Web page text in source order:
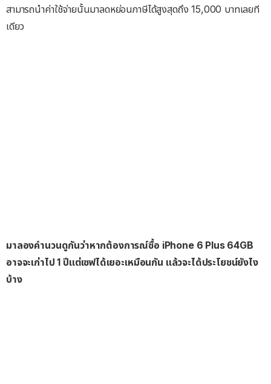
สามารถนำค่าใช้จ่ายนั้นมาลดหย่อนภาษีได้สูงสุดถึง 15,000 บาทเลยที
เดียว
มาลองคำนวนดูกันว่าหากต้องการณ์ซื้อ iPhone 6 Plus 64GB
อาจจะเก่าไป 1 ปีแต่เซฟได้เยอะเหมือนกัน แล้วจะได้ประโยชน์ยังไง
บ้าง